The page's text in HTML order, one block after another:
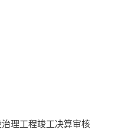
理工程竣工决算审核